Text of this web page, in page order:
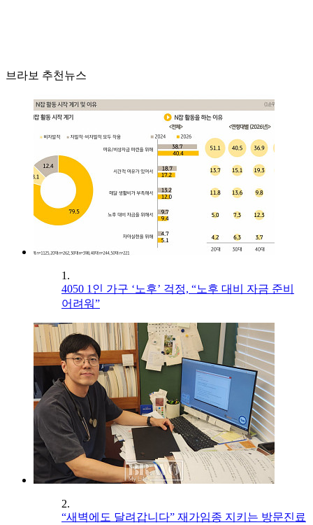
브라보 추천뉴스
1.
4050 1인 가구 ‘노후’ 걱정, “노후 대비 자금 준비
어려워”
2.
“새벽에도 달려갑니다” 재가임종 지키는 방문진료